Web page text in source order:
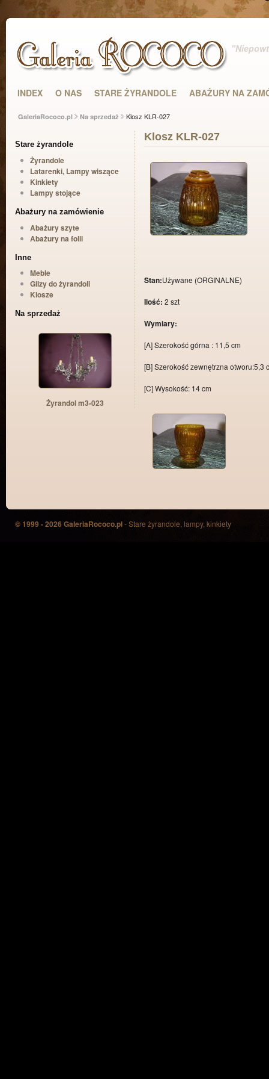
INDEX O NAS STARE ŻYRANDOLE ABAŻURY NA
GaleriaRococo.pl Na sprzedaż Klosz KLR-027
Stare żyrandole
Żyrandole
Latarenki, Lampy wiszące
Kinkiety
Lampy stojące
Abażury na zamówienie
Abażury szyte
Abażury na folii
Inne
Meble
Gilzy do żyrandoli
Klosze
Na sprzedaż
Żyrandol m3-023
Klosz KLR-027
Stan:Używane (ORGINALNE)
Ilość: 2 szt
Wymiary:
[A] Szerokość górna : 11,5 cm
[B] Szerokość zewnętrzna otworu:5,3
[C] Wysokość: 14 cm
© 1999 - 2026 GaleriaRococo.pl- Stare żyrandole, lampy, kinkiety